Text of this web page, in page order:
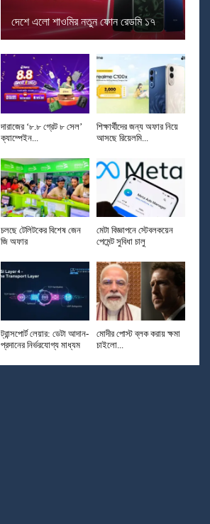
দেশে এলো শাওমির নতুন ফোন রেডমি ১৭
দারাজের ‘৮.৮ গ্রেট ৮ সেল’
ক্যাম্পেইন...
শিক্ষার্থীদের জন্য অফার নিয়ে
আসছে রিয়েলমি...
চলছে টেলিটকের বিশেষ জেন
জি অফার
মেটা বিজ্ঞাপনে স্টেবলকয়েন
পেমেন্ট সুবিধা চালু
ট্রান্সপোর্ট লেয়ার: ডেটা আদান-
প্রদানের নির্ভরযোগ্য মাধ্যম
মোদীর পোস্ট ব্লক করায় ক্ষমা
চাইলো...